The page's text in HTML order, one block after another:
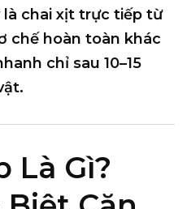
chai xịt trực tiếp từ
chế hoàn toàn khác
chỉ sau 10–15
Là Gì?